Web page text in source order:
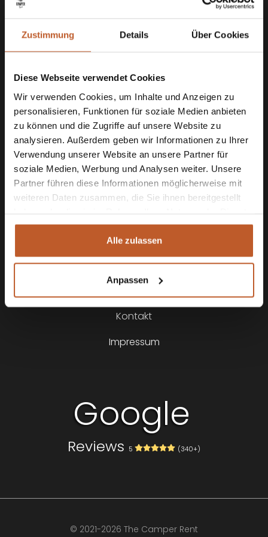
Zustimmung Details Über Cookies
Diese Webseite verwendet Cookies
Wir verwenden Cookies, um Inhalte und Anzeigen zu
personalisieren, Funktionen für soziale Medien anbieten
zu können und die Zugriffe auf unsere Website zu
analysieren. Außerdem geben wir Informationen zu Ihrer
Verwendung unserer Website an unsere Partner für
soziale Medien, Werbung und Analysen weiter. Unsere
Partner führen diese Informationen möglicherweise mit
weiteren Daten zusammen, die Sie ihnen bereitgestellt
gesammelt haben.
Alle zulassen
Anpassen
Inh. Bas van de Sande, Jeffrey de Klerk
Kontakt
+49 8033 3081330
info@thecamperrent.de
Umweltschutz
Fragen
Kontakt
Impressum
Google
Reviews 5 (340+)
© 2021-2026 The Camper Rent